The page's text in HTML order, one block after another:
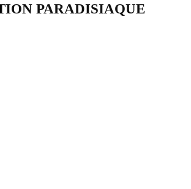
PARADISIAQUE